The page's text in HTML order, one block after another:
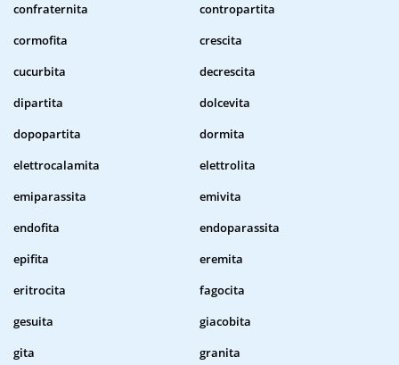
confraternita
contropartita
cormofita
crescita
cucurbita
decrescita
dipartita
dolcevita
dopopartita
dormita
elettrocalamita
elettrolita
emiparassita
emivita
endofita
endoparassita
epifita
eremita
eritrocita
fagocita
gesuita
giacobita
gita
granita